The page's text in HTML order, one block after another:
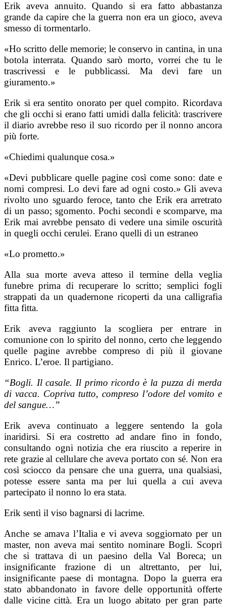
Erik aveva annuito. Quando si era fatto abbastanza
grande da capire che la guerra non era un gioco, aveva
smesso di tormentarlo.
«Ho scritto delle memorie; le conservo in cantina, in una
botola interrata. Quando sarò morto, vorrei che tu le
trascrivessi e le pubblicassi. Ma devi fare un
giuramento.»
Erik si era sentito onorato per quel compito. Ricordava
che gli occhi si erano fatti umidi dalla felicità: trascrivere
il diario avrebbe reso il suo ricordo per il nonno ancora
più forte.
«Chiedimi qualunque cosa.»
«Devi pubblicare quelle pagine così come sono: date e
nomi compresi. Lo devi fare ad ogni costo.» Gli aveva
rivolto uno sguardo feroce, tanto che Erik era arretrato
di un passo; sgomento. Pochi secondi e scomparve, ma
Erik mai avrebbe pensato di vedere una simile oscurità
in quegli occhi cerulei. Erano quelli di un estraneo
«Lo prometto.»
Alla sua morte aveva atteso il termine della veglia
funebre prima di recuperare lo scritto; semplici fogli
strappati da un quadernone ricoperti da una calligrafia
fitta fitta.
Erik aveva raggiunto la scogliera per entrare in
comunione con lo spirito del nonno, certo che leggendo
quelle pagine avrebbe compreso di più il giovane
Enrico. L’eroe. Il partigiano.
“Bogli. Il casale. Il primo ricordo è la puzza di merda
di vacca. Copriva tutto, compreso l’odore del vomito e
del sangue…”
Erik aveva continuato a leggere sentendo la gola
inaridirsi. Si era costretto ad andare fino in fondo,
consultando ogni notizia che era riuscito a reperire in
rete grazie al cellulare che aveva portato con sé. Non era
così sciocco da pensare che una guerra, una qualsiasi,
potesse essere santa ma per lui quella a cui aveva
partecipato il nonno lo era stata.
Erik sentì il viso bagnarsi di lacrime.
Anche se amava l’Italia e vi aveva soggiornato per un
master, non aveva mai sentito nominare Bogli. Scoprì
che si trattava di un paesino della Val Boreca; un
insignificante frazione di un altrettanto, per lui,
insignificante paese di montagna. Dopo la guerra era
stato abbandonato in favore delle opportunità offerte
dalle vicine città. Era un luogo abitato per gran parte